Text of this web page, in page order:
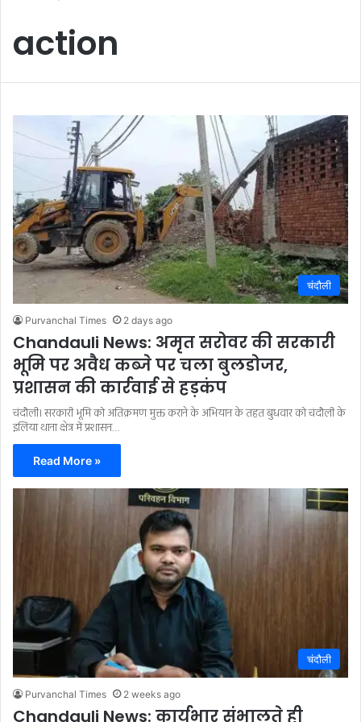
action
चंदौली
Purvanchal Times 2 days ago
Chandauli News: अमृत सरोवर की सरकारी
भूमि पर अवैध कब्जे पर चला बुलडोजर,
प्रशासन की कार्रवाई से हड़कंप
चंदौली। सरकारी भूमि को अतिक्रमण मुक्त कराने के अभियान के तहत बुधवार को चंदौली के
इलिया थाना क्षेत्र में प्रशासन…
Read More »
चंदौली
Purvanchal Times 2 weeks ago
Chandauli News: कार्यभार संभालते ही